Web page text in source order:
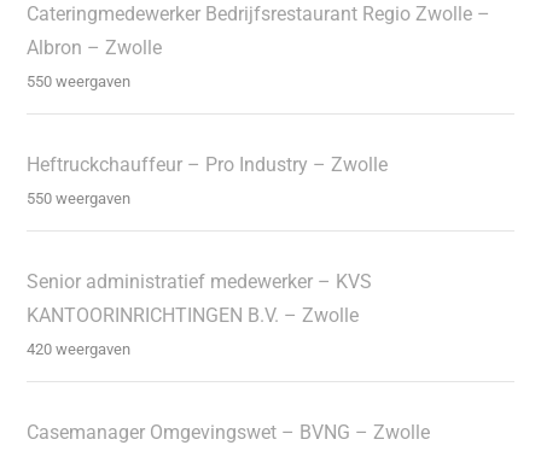
Cateringmedewerker Bedrijfsrestaurant Regio Zwolle –
Albron – Zwolle
550 weergaven
Heftruckchauffeur – Pro Industry – Zwolle
550 weergaven
Senior administratief medewerker – KVS
KANTOORINRICHTINGEN B.V. – Zwolle
420 weergaven
Casemanager Omgevingswet – BVNG – Zwolle